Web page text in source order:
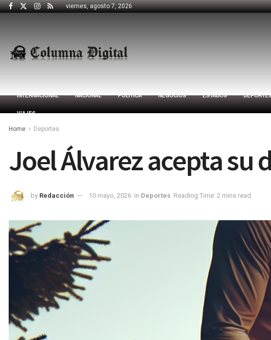
viernes, agosto 7, 2026
INTERNACIONAL NACIONAL POLÍTICA NEGOCIOS ESTADOS
VIAJES
Home Deportes
Joel Álvarez acepta su
by Redacción 10 mayo, 2026 in Deportes Reading Time: 2 mins read